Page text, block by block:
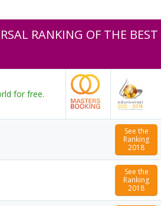
RANKING OF THE BEST
for free.
See the
Ranking
2018
See the
Ranking
2018